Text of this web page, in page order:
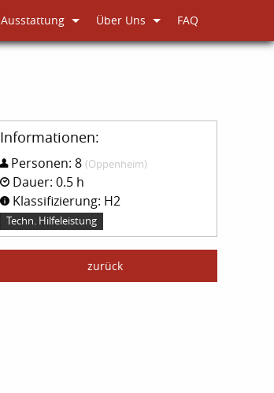
Ausstattung Über Uns FAQ
Informationen:
Personen: 8 (Oppenheim)
Dauer: 0.5 h
Klassifizierung: H2
Techn. Hilfeleistung
zurück